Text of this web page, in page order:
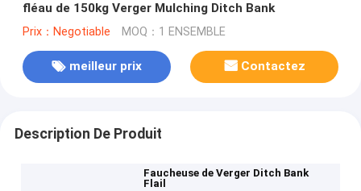
fléau de 150kg Verger Mulching Ditch Bank
Prix：Negotiable MOQ：1 ENSEMBLE
meilleur prix Contactez
Description De Produit
Faucheuse de Verger Ditch Bank
Flail